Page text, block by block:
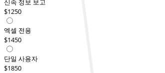
신속 정보 보고
$1250
엑셀 전용
$1450
단일 사용자
$1850